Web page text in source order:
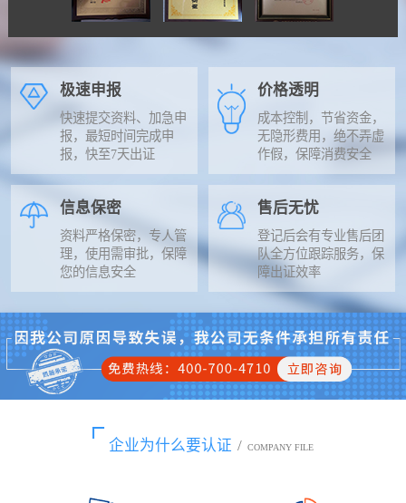
极速申报
快速提交资料、加急申
报，最短时间完成申
报，快至7天出证
价格透明
成本控制，节省资金，
无隐形费用，绝不弄虚
作假，保障消费安全
信息保密
资料严格保密，专人管
理，使用需审批，保障
您的信息安全
售后无忧
登记后会有专业售后团
队全方位跟踪服务，保
障出证效率
企业为什么要认证 / COMPANY FILE